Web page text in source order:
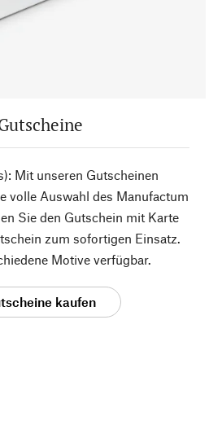
Mit unseren Gutscheinen
volle Auswahl des Manufactum
Sie den Gutschein mit Karte
zum sofortigen Einsatz.
Motive verfügbar.
kaufen